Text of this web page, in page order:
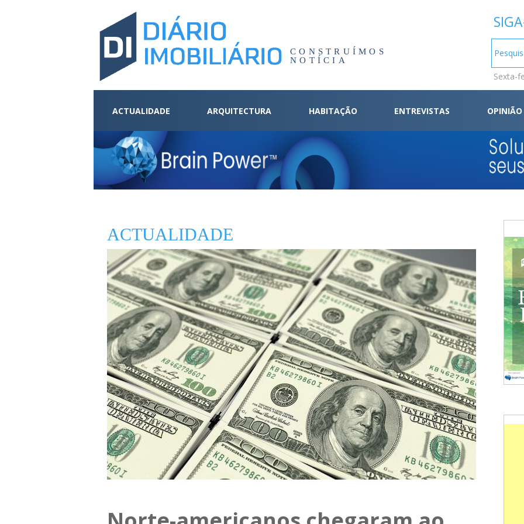
CONSTRUÍMOS
NOTÍCIA
Sexta-
ACTUALIDADE ARQUITECTURA HABITAÇÃO ENTREVISTAS OPINIÃO
ACTUALIDADE